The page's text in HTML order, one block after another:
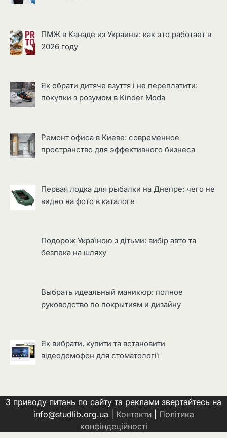
ПМЖ в Канаде из Украины: как это работает в
2026 году
Як обрати дитяче взуття і не переплатити:
покупки з розумом в Kinder Moda
Ремонт офиса в Киеве: современное
пространство для эффективного бизнеса
Первая лодка для рыбалки на Днепре: чего не
видно на фото в каталоге
Подорож Україною з дітьми: вибір авто та
безпека на шляху
Выбрать идеальный маникюр: полное
руководство по покрытиям и дизайну
Як вибрати, купити та встановити
відеодомофон для стоматології
З приводу питань по сайту та реклами звертайтесь на
info@studlib.org.ua | Контакти| Політика
конфіндеційності